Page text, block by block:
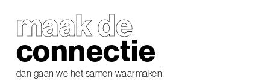
maak de
connectie
dan gaan we het samen waarmaken!